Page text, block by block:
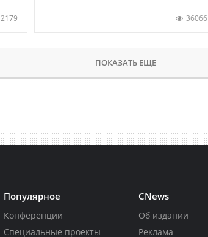
2179 36066
ПОКАЗАТЬ ЕЩЕ
Популярное
Конференции
Специальные проекты
CNews
Об издании
Реклама